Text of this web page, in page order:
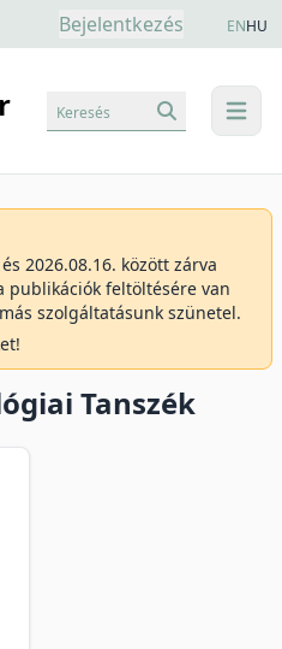
Bejelentkezés ENHU
menu
Keresés
2026.08.16. között zárva
publikációk feltöltésére van
szolgáltatásunk szünetel.
Tanszék